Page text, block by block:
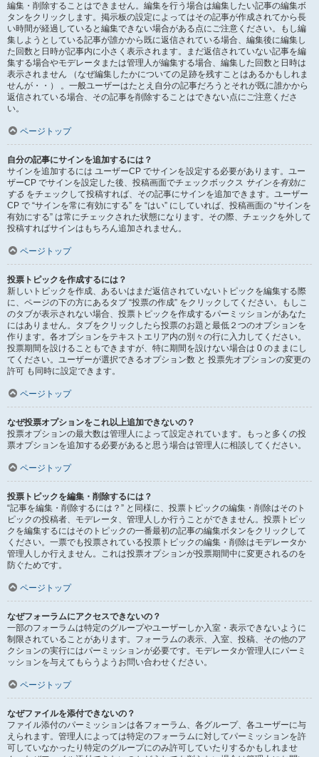
編集・削除することはできません。編集を行う場合は編集したい記事の編集ボ
タンをクリックします。掲示板の設定によってはその記事が作成されてから長
い時間が経過していると編集できない場合がある点にご注意ください。もし編
集しようとしている記事が誰かから既に返信されている場合、編集後に編集し
た回数と日時が記事内に小さく表示されます。まだ返信されていない記事を編
集する場合やモデレータまたは管理人が編集する場合、編集した回数と日時は
表示されません （なぜ編集したかについての足跡を残すことはあるかもしれま
せんが・・） 。一般ユーザーはたとえ自分の記事だろうとそれが既に誰かから
返信されている場合、その記事を削除することはできない点にご注意くださ
い。
ページトップ
自分の記事にサインを追加するには？
サインを追加するには ユーザーCP でサインを設定する必要があります。ユー
ザーCP でサインを設定した後、投稿画面でチェックボックス サインを有効に
する をチェックして投稿すれば、その記事にサインを追加できます。ユーザー
CP で “サインを常に有効にする” を “はい” にしていれば、投稿画面の “サインを
有効にする” は常にチェックされた状態になります。その際、チェックを外して
投稿すればサインはもちろん追加されません。
ページトップ
投票トピックを作成するには？
新しいトピックを作成、あるいはまだ返信されていないトピックを編集する際
に、ページの下の方にあるタブ “投票の作成” をクリックしてください。もしこ
のタブが表示されない場合、投票トピックを作成するパーミッションがあなた
にはありません。タブをクリックしたら投票のお題と最低２つのオプションを
作ります。各オプションをテキストエリア内の別々の行に入力してください。
投票期間を設けることもできますが、特に期間を設けない場合は 0 のままにし
てください。ユーザーが選択できるオプション数 と 投票先オプションの変更の
許可 も同時に設定できます。
ページトップ
なぜ投票オプションをこれ以上追加できないの？
投票オプションの最大数は管理人によって設定されています。もっと多くの投
票オプションを追加する必要があると思う場合は管理人に相談してください。
ページトップ
投票トピックを編集・削除するには？
“記事を編集・削除するには？” と同様に、投票トピックの編集・削除はそのト
ピックの投稿者、モデレータ、管理人しか行うことができません。投票トピッ
クを編集するにはそのトピックの一番最初の記事の編集ボタンをクリックして
ください。一票でも投票されている投票トピックの編集・削除はモデレータか
管理人しか行えません。これは投票オプションが投票期間中に変更されるのを
防ぐためです。
ページトップ
なぜフォーラムにアクセスできないの？
一部のフォーラムは特定のグループやユーザーしか入室・表示できないように
制限されていることがあります。フォーラムの表示、入室、投稿、その他のア
クションの実行にはパーミッションが必要です。モデレータか管理人にパーミ
ッションを与えてもらうようお問い合わせください。
ページトップ
なぜファイルを添付できないの？
ファイル添付のパーミッションは各フォーラム、各グループ、各ユーザーに与
えられます。管理人によっては特定のフォーラムに対してパーミッションを許
可していなかったり特定のグループにのみ許可していたりするかもしれませ